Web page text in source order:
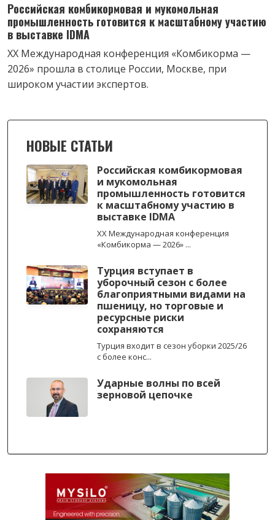
Российская комбикормовая и мукомольная
промышленность готовится к масштабному участию
в выставке IDMA
XX Международная конференция «Комбикорма —
2026» прошла в столице России, Москве, при
широком участии экспертов.
НОВЫЕ СТАТЬИ
Российская комбикормовая
и мукомольная
промышленность готовится
к масштабному участию в
выставке IDMA
XX Международная конференция
«Комбикорма — 2026» ...
Турция вступает в
уборочный сезон с более
благоприятными видами на
пшеницу, но торговые и
ресурсные риски
сохраняются
Турция входит в сезон уборки 2025/26
с более конс...
Ударные волны по всей
зерновой цепочке